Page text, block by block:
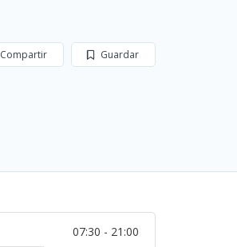
Guardar
Compartir
07:30 - 21:00